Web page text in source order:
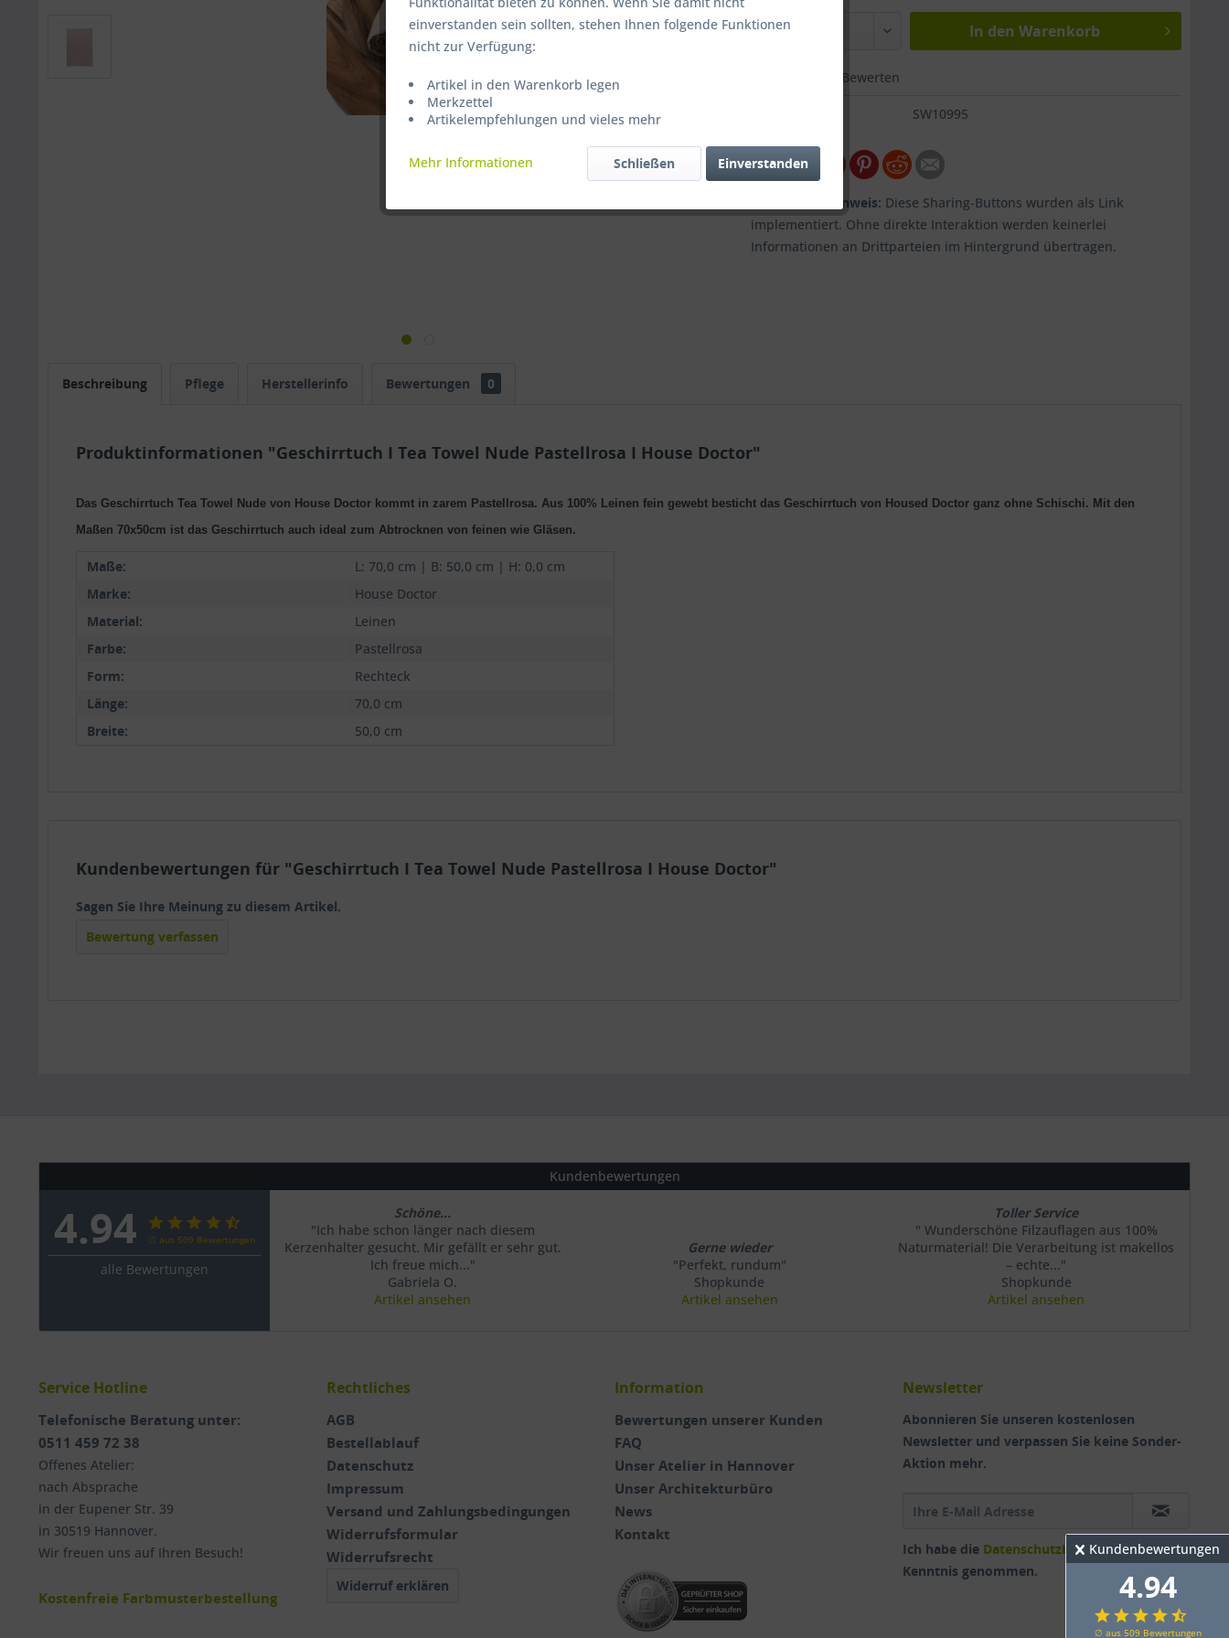
Kundenbewertungen
4.94
∅ aus 509 Bewertungen
In den Warenkorb
Bewerten
SW10995
Datenschutzhinweis: Diese Sharing-Buttons wurden als Link
implementiert. Ohne direkte Interaktion werden keinerlei
Informationen an Drittparteien im Hintergrund übertragen.
Beschreibung Pflege Herstellerinfo Bewertungen 0
Produktinformationen "Geschirrtuch I Tea Towel Nude Pastellrosa I House Doctor"
Das Geschirrtuch Tea Towel Nude von House Doctor kommt in zarem Pastellrosa. Aus 100% Leinen fein gewebt besticht das Geschirrtuch von Housed Doctor ganz ohne Schischi. Mit den
Maßen 70x50cm ist das Geschirrtuch auch ideal zum Abtrocknen von feinen wie Gläsen.
Maße:
L: 70,0 cm | B: 50,0 cm | H: 0,0 cm
Marke:
House Doctor
Material:
Leinen
Farbe:
Pastellrosa
Form:
Rechteck
Länge:
70,0 cm
Breite:
50,0 cm
Kundenbewertungen für "Geschirrtuch I Tea Towel Nude Pastellrosa I House Doctor"
Sagen Sie Ihre Meinung zu diesem Artikel.
Bewertung verfassen
Kundenbewertungen
4.94 ∅ aus 509 Bewertungen
alle Bewertungen
Schöne...
"Ich habe schon länger nach diesem
Kerzenhalter gesucht. Mir gefällt er sehr gut.
Ich freue mich..."
Gabriela O.
Artikel ansehen
Gerne wieder
"Perfekt, rundum"
Shopkunde
Artikel ansehen
Toller Service
" Wunderschöne Filzauflagen aus 100%
Naturmaterial! Die Verarbeitung ist makellos
– echte..."
Shopkunde
Artikel ansehen
Service Hotline
Telefonische Beratung unter:
0511 459 72 38
Offenes Atelier:
nach Absprache
in der Eupener Str. 39
in 30519 Hannover.
Wir freuen uns auf Ihren Besuch!
Kostenfreie Farbmusterbestellung
Rechtliches
AGB
Bestellablauf
Datenschutz
Impressum
Versand und Zahlungsbedingungen
Widerrufsformular
Widerrufsrecht
Widerruf erklären
Information
Bewertungen unserer Kunden
FAQ
Unser Atelier in Hannover
Unser Architekturbüro
News
Kontakt
Newsletter
Abonnieren Sie unseren kostenlosen
Newsletter und verpassen Sie keine Sonder-
Aktion mehr.
Ich habe die Datenschutzbestimmungenzur
Kenntnis genommen.
einverstanden sein sollten, stehen Ihnen folgende Funktionen
nicht zur Verfügung:
Artikel in den Warenkorb legen
Merkzettel
Artikelempfehlungen und vieles mehr
Mehr Informationen Einverstanden
Schließen